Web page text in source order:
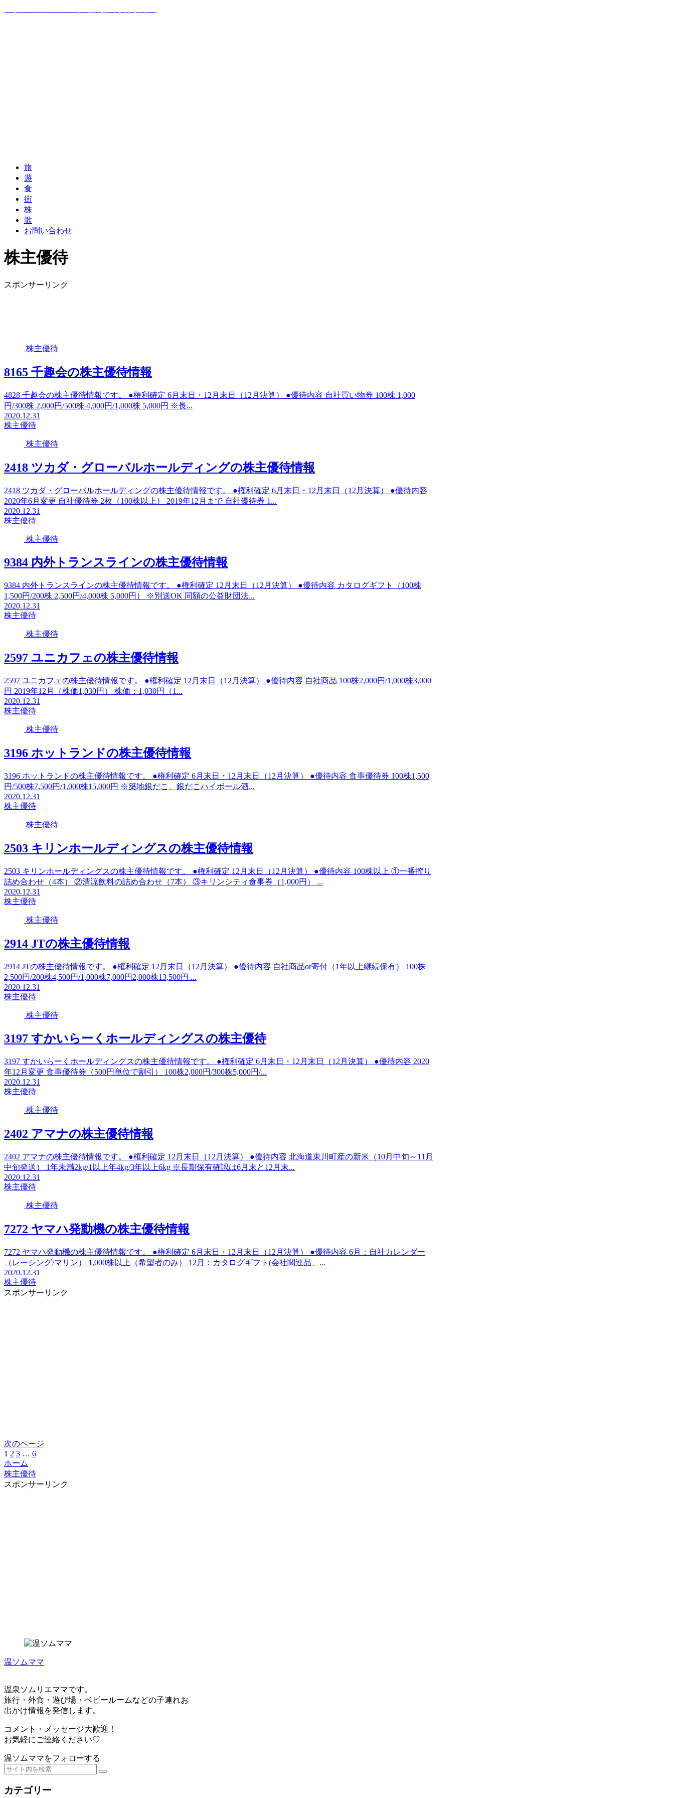
旅
遊
食
街
株
歌
お問い合わせ
株主優待
スポンサーリンク
株主優待
8165 千趣会の株主優待情報
4828 千趣会の株主優待情報です。 ●権利確定 6月末日・12月末日（12月決算） ●優待内容 自社買い物券 100株 1,000
円/300株 2,000円/500株 4,000円/1,000株 5,000円 ※長...
2020.12.31
株主優待
株主優待
2418 ツカダ・グローバルホールディングの株主優待情報
2418 ツカダ・グローバルホールディングの株主優待情報です。 ●権利確定 6月末日・12月末日（12月決算） ●優待内容
2020年6月変更 自社優待券 2枚（100株以上） 2019年12月まで 自社優待券 1...
2020.12.31
株主優待
株主優待
9384 内外トランスラインの株主優待情報
9384 内外トランスラインの株主優待情報です。 ●権利確定 12月末日（12月決算） ●優待内容 カタログギフト（100株
1,500円/200株 2,500円/4,000株 5,000円） ※別送OK 同額の公益財団法...
2020.12.31
株主優待
株主優待
2597 ユニカフェの株主優待情報
2597 ユニカフェの株主優待情報です。 ●権利確定 12月末日（12月決算） ●優待内容 自社商品 100株2,000円/1,000株3,000
円 2019年12月（株価1,030円） 株価：1,030円（1...
2020.12.31
株主優待
株主優待
3196 ホットランドの株主優待情報
3196 ホットランドの株主優待情報です。 ●権利確定 6月末日・12月末日（12月決算） ●優待内容 食事優待券 100株1,500
円/500株7,500円/1,000株15,000円 ※築地銀だこ、銀だこハイボール酒...
2020.12.31
株主優待
株主優待
2503 キリンホールディングスの株主優待情報
2503 キリンホールディングスの株主優待情報です。 ●権利確定 12月末日（12月決算） ●優待内容 100株以上 ①一番搾り
詰め合わせ（4本） ②清涼飲料の詰め合わせ（7本） ③キリンシティ食事券（1,000円） ...
2020.12.31
株主優待
株主優待
2914 JTの株主優待情報
2914 JTの株主優待情報です。 ●権利確定 12月末日（12月決算） ●優待内容 自社商品or寄付（1年以上継続保有） 100株
2,500円/200株4,500円/1,000株7,000円2,000株13,500円 ...
2020.12.31
株主優待
株主優待
3197 すかいらーくホールディングスの株主優待
3197 すかいらーくホールディングスの株主優待情報です。 ●権利確定 6月末日・12月末日（12月決算） ●優待内容 2020
年12月変更 食事優待券（500円単位で割引） 100株2,000円/300株5,000円/...
2020.12.31
株主優待
株主優待
2402 アマナの株主優待情報
2402 アマナの株主優待情報です。 ●権利確定 12月末日（12月決算） ●優待内容 北海道東川町産の新米（10月中旬～11月
中旬発送） 1年未満2kg/1以上年4kg/3年以上6kg ※長期保有確認は6月末と12月末...
2020.12.31
株主優待
株主優待
7272 ヤマハ発動機の株主優待情報
7272 ヤマハ発動機の株主優待情報です。 ●権利確定 6月末日・12月末日（12月決算） ●優待内容 6月：自社カレンダー
（レーシング/マリン） 1,000株以上（希望者のみ） 12月：カタログギフト(会社関連品、...
2020.12.31
株主優待
スポンサーリンク
次のページ
1 2 3 … 6
ホーム
株主優待
スポンサーリンク
温ソムママ
温泉ソムリエママです。
旅行・外食・遊び場・ベビールームなどの子連れお
出かけ情報を発信します。
コメント・メッセージ大歓迎！
お気軽にご連絡ください♡
温ソムママをフォローする
カテゴリー